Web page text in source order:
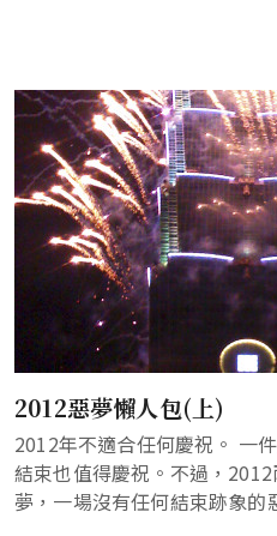
2012惡夢懶人包(上)
2012年不適合任何慶祝。 一
結束也值得慶祝。不過，
夢，一場沒有任何結束跡象的